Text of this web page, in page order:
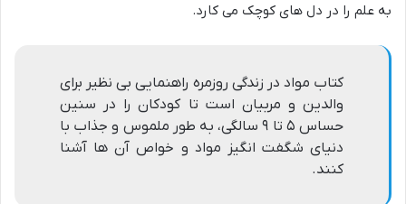
به علم را در دل های کوچک می کارد.
کتاب مواد در زندگی روزمره راهنمایی بی نظیر برای
والدین و مربیان است تا کودکان را در سنین
حساس ۵ تا ۹ سالگی، به طور ملموس و جذاب با
دنیای شگفت انگیز مواد و خواص آن ها آشنا
کنند.